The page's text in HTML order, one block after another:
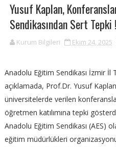
Yusuf Kaplan,
Sendikasından Sert Tepki !
Kurum Bilgileri Ekim 24, 2025
Anadolu Eğitim Sendikası İzmir İl
açıklamada, Prof.Dr. Yusuf
üniversitelerde verilen
öğretmen katılımına tepki
Anadolu Eğitim Sendikası (AES)
eğitim müdürlükleri